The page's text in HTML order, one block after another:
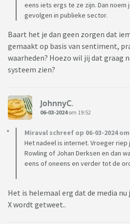
eens iets ergs te ze zijn. Dan
gevolgen in publieke sector.
Baart het je dan geen zorgen dat
gemaakt op basis van sentiment,
waarheden? Hoezo wil jij dat graag
systeem zien?
JohnnyC.
06-03-2024om 19:52
Miraval schreef op 06-03-2024 om
Het nadeel is internet. Vroeger riep
Rowling of Johan Derksen en dan
eens of oneens en verder tot de
Het is helemaal erg dat de media
X wordt getweet..